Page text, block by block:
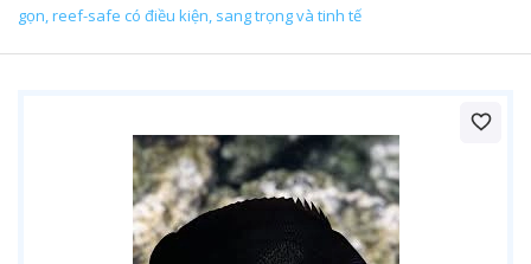
gọn, reef-safe có điều kiện, sang trọng và tinh tế